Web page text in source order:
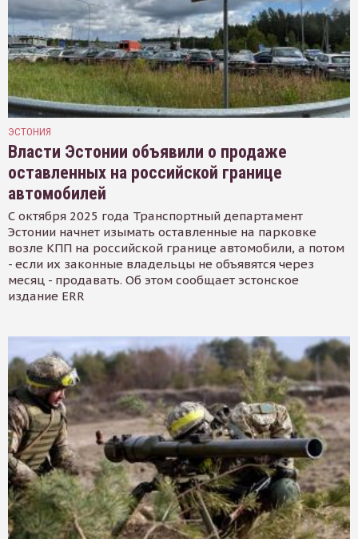
ЭСТОНИЯ
Власти Эстонии объявили о продаже
оставленных на российской границе
автомобилей
С октября 2025 года Транспортный департамент
Эстонии начнет изымать оставленные на парковке
возле КПП на российской границе автомобили, а потом
- если их законные владельцы не объявятся через
месяц - продавать. Об этом сообщает эстонское
издание ERR